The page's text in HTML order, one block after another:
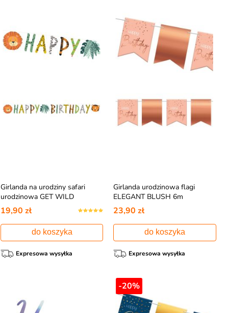
Girlanda na urodziny safari
urodzinowa GET WILD
180x15m
19,90 zł
do koszyka
Expresowa wysyłka
Girlanda urodzinowa flagi
ELEGANT BLUSH 6m
23,90 zł
do koszyka
Expresowa wysyłka
-20%